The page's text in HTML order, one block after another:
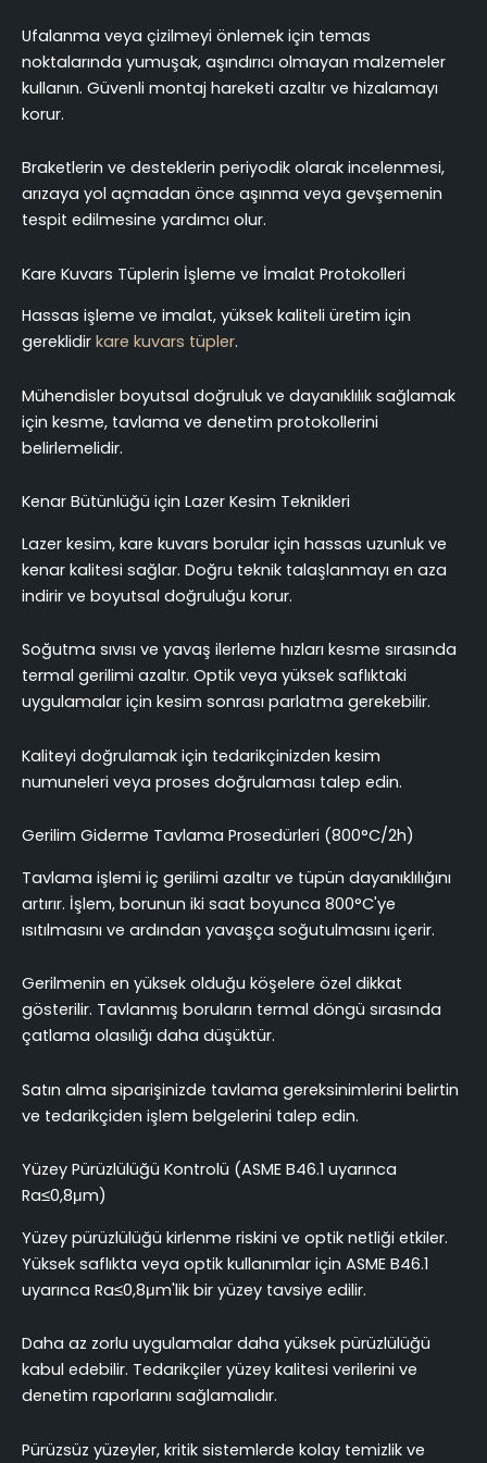
Ufalanma veya çizilmeyi önlemek için temas
noktalarında yumuşak, aşındırıcı olmayan malzemeler
kullanın. Güvenli montaj hareketi azaltır ve hizalamayı
korur.
Braketlerin ve desteklerin periyodik olarak incelenmesi,
arızaya yol açmadan önce aşınma veya gevşemenin
tespit edilmesine yardımcı olur.
Kare Kuvars Tüplerin İşleme ve İmalat Protokolleri
Hassas işleme ve imalat, yüksek kaliteli üretim için
gereklidir kare kuvars tüpler.
Mühendisler boyutsal doğruluk ve dayanıklılık sağlamak
için kesme, tavlama ve denetim protokollerini
belirlemelidir.
Kenar Bütünlüğü için Lazer Kesim Teknikleri
Lazer kesim, kare kuvars borular için hassas uzunluk ve
kenar kalitesi sağlar. Doğru teknik talaşlanmayı en aza
indirir ve boyutsal doğruluğu korur.
Soğutma sıvısı ve yavaş ilerleme hızları kesme sırasında
termal gerilimi azaltır. Optik veya yüksek saflıktaki
uygulamalar için kesim sonrası parlatma gerekebilir.
Kaliteyi doğrulamak için tedarikçinizden kesim
numuneleri veya proses doğrulaması talep edin.
Gerilim Giderme Tavlama Prosedürleri (800°C/2h)
Tavlama işlemi iç gerilimi azaltır ve tüpün dayanıklılığını
artırır. İşlem, borunun iki saat boyunca 800°C'ye
ısıtılmasını ve ardından yavaşça soğutulmasını içerir.
Gerilmenin en yüksek olduğu köşelere özel dikkat
gösterilir. Tavlanmış boruların termal döngü sırasında
çatlama olasılığı daha düşüktür.
Satın alma siparişinizde tavlama gereksinimlerini belirtin
ve tedarikçiden işlem belgelerini talep edin.
Yüzey Pürüzlülüğü Kontrolü (ASME B46.1 uyarınca
Ra≤0,8μm)
Yüzey pürüzlülüğü kirlenme riskini ve optik netliği etkiler.
Yüksek saflıkta veya optik kullanımlar için ASME B46.1
uyarınca Ra≤0,8μm'lik bir yüzey tavsiye edilir.
Daha az zorlu uygulamalar daha yüksek pürüzlülüğü
kabul edebilir. Tedarikçiler yüzey kalitesi verilerini ve
denetim raporlarını sağlamalıdır.
Pürüzsüz yüzeyler, kritik sistemlerde kolay temizlik ve